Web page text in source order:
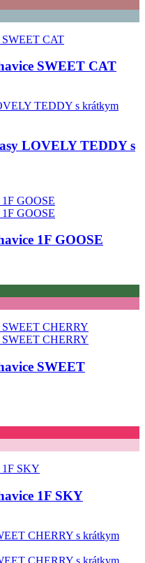
SWEET CAT
LOVELY TEDDY s
1F GOOSE
SWEET
1F SKY